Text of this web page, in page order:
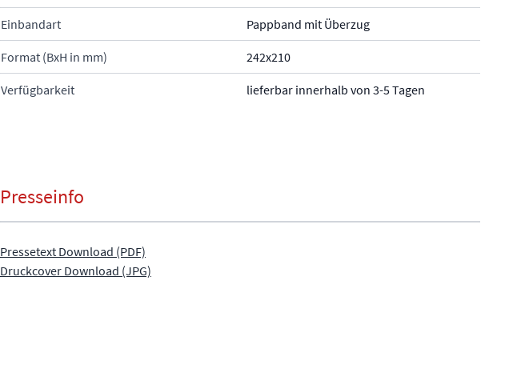
Einbandart Pappband mit Überzug
Format (BxH in mm) 242x210
Verfügbarkeit lieferbar innerhalb von 3-5 Tagen
Presseinfo
Pressetext Download (PDF)
Druckcover Download (JPG)